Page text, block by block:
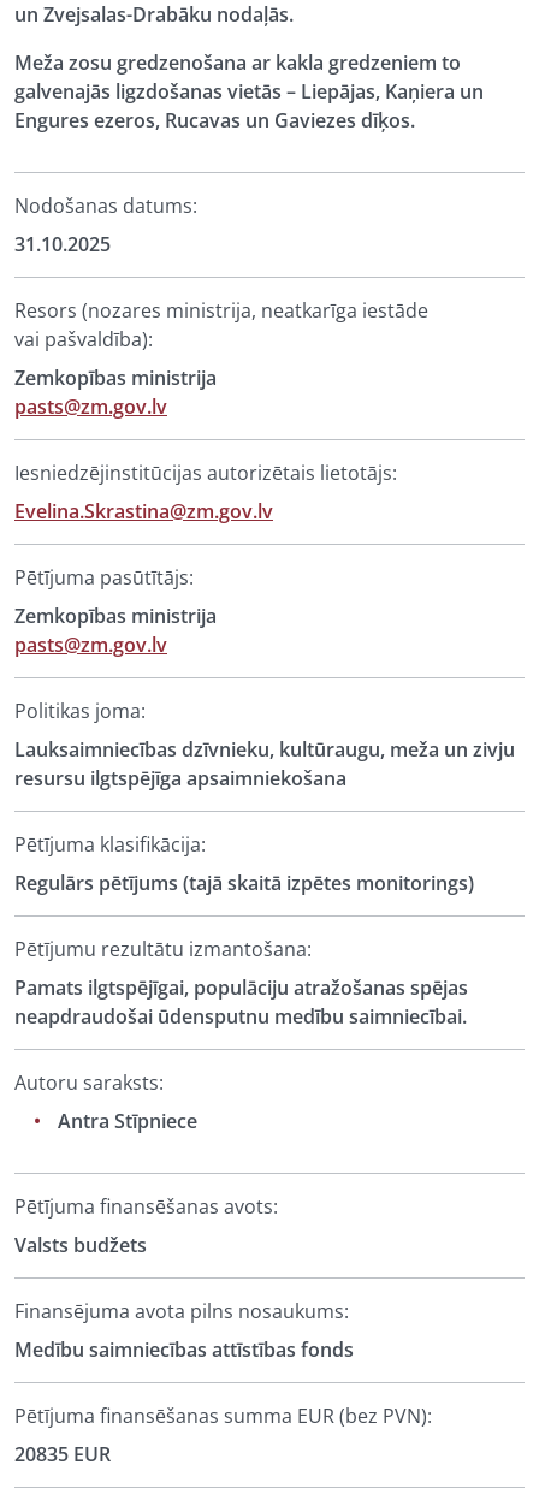
un Zvejsalas-Drabāku nodaļās.
Meža zosu gredzenošana ar kakla gredzeniem to
galvenajās ligzdošanas vietās – Liepājas, Kaņiera un
Engures ezeros, Rucavas un Gaviezes dīķos.
Nodošanas datums:
31.10.2025
Resors (nozares ministrija, neatkarīga iestāde
vai pašvaldība):
Zemkopības ministrija
pasts@zm.gov.lv
Iesniedzējinstitūcijas autorizētais lietotājs:
Evelina.Skrastina@zm.gov.lv
Pētījuma pasūtītājs:
Zemkopības ministrija
pasts@zm.gov.lv
Politikas joma:
Lauksaimniecības dzīvnieku, kultūraugu, meža un zivju
resursu ilgtspējīga apsaimniekošana
Pētījuma klasifikācija:
Regulārs pētījums (tajā skaitā izpētes monitorings)
Pētījumu rezultātu izmantošana:
Pamats ilgtspējīgai, populāciju atražošanas spējas
neapdraudošai ūdensputnu medību saimniecībai.
Autoru saraksts:
Antra Stīpniece
Pētījuma finansēšanas avots:
Valsts budžets
Finansējuma avota pilns nosaukums:
Medību saimniecības attīstības fonds
Pētījuma finansēšanas summa EUR (bez PVN):
20835 EUR